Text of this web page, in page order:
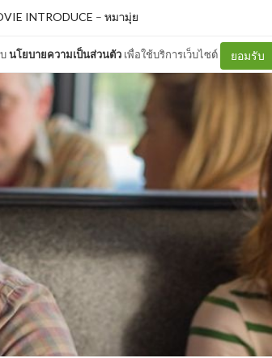
นโยบายความเป็นส่วนตัว เพื่อใช้บริการเว็บไซต์ ยอมรับ
INTRODUCE – หมามุ่ย